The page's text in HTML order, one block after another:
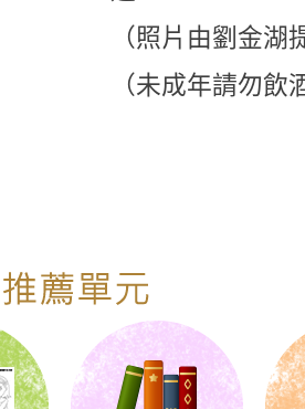
（照片由劉金湖
（未成年請勿